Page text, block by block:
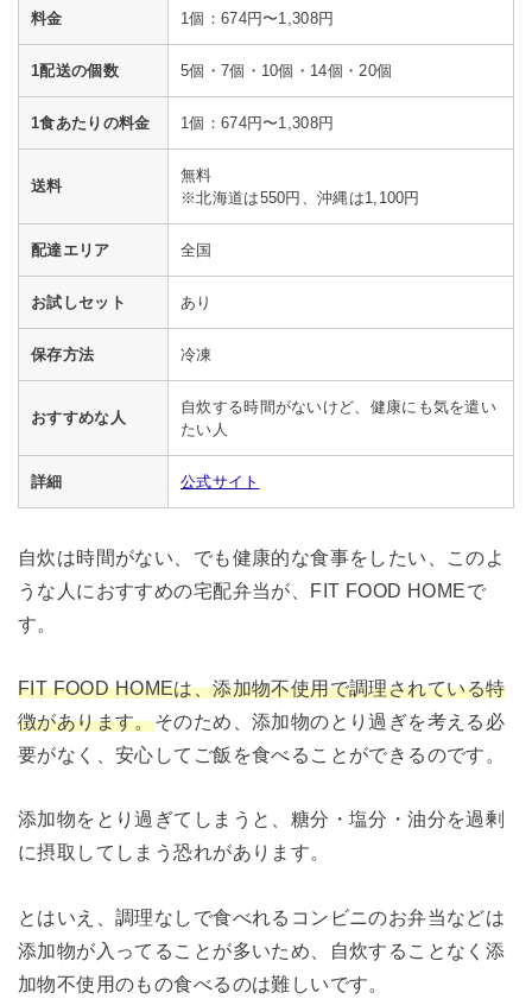
料金 1個：674円〜1,308円
1配送の個数 5個・7個・10個・14個・20個
1食あたりの料金 1個：674円〜1,308円
送料
無料
※北海道は550円、沖縄は1,100円
配達エリア 全国
お試しセット あり
保存方法 冷凍
おすすめな人
自炊する時間がないけど、健康にも気を遣い
たい人
詳細 公式サイト
自炊は時間がない、でも健康的な食事をしたい、このよ
うな人におすすめの宅配弁当が、FIT FOOD HOMEで
す。
FIT FOOD HOMEは、添加物不使用で調理されている特
徴があります。そのため、添加物のとり過ぎを考える必
要がなく、安心してご飯を食べることができるのです。
添加物をとり過ぎてしまうと、糖分・塩分・油分を過剰
に摂取してしまう恐れがあります。
とはいえ、調理なしで食べれるコンビニのお弁当などは
添加物が入ってることが多いため、自炊することなく添
加物不使用のもの食べるのは難しいです。